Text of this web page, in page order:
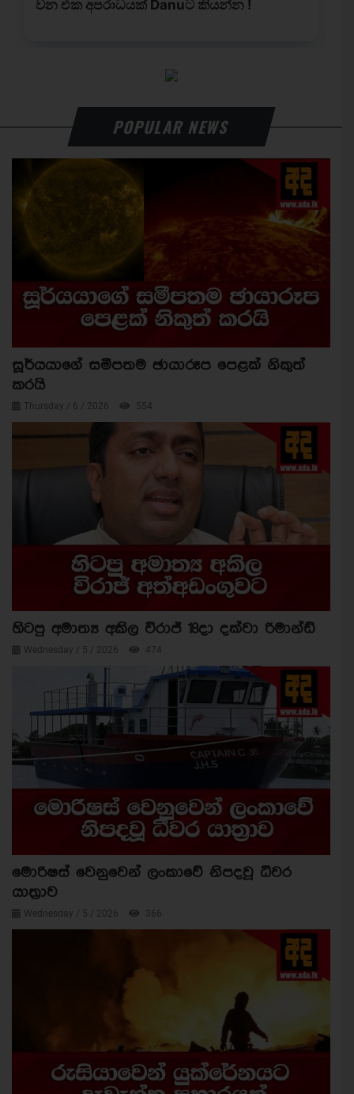
POPULAR NEWS
සූර්යයාගේ සමීපතම ඡායාරූප පෙළක් නිකුත්
කරයි
Thursday / 6 / 2026 554
හිටපු අමාත්‍ය අකිල විරාජ් 18දා දක්වා රිමාන්ඩ්
Wednesday / 5 / 2026 474
මොරිෂස් වෙනුවෙන් ලංකාවේ නිපදවූ ධීවර
යාත්‍රාව
Wednesday / 5 / 2026 366